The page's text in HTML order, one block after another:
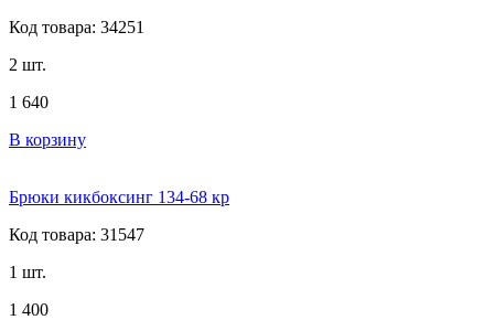
Код товара: 34251
2 шт.
1 640
В корзину
Брюки кикбоксинг 134-68 кр
Код товара: 31547
1 шт.
1 400